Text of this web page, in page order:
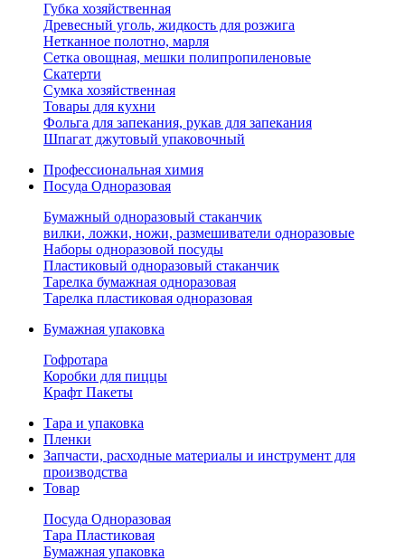
Губка хозяйственная
Древесный уголь, жидкость для розжига
Нетканное полотно, марля
Сетка овощная, мешки полипропиленовые
Скатерти
Сумка хозяйственная
Товары для кухни
Фольга для запекания, рукав для запекания
Шпагат джутовый упаковочный
Профессиональная химия
Посуда Одноразовая
Бумажный одноразовый стаканчик
вилки, ложки, ножи, размешиватели одноразовые
Наборы одноразовой посуды
Пластиковый одноразовый стаканчик
Тарелка бумажная одноразовая
Тарелка пластиковая одноразовая
Бумажная упаковка
Гофротара
Коробки для пиццы
Крафт Пакеты
Тара и упаковка
Пленки
Запчасти, расходные материалы и инструмент для
производства
Товар
Посуда Одноразовая
Тара Пластиковая
Бумажная упаковка